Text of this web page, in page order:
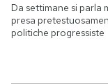
Da settimane si
presa
politiche progressiste